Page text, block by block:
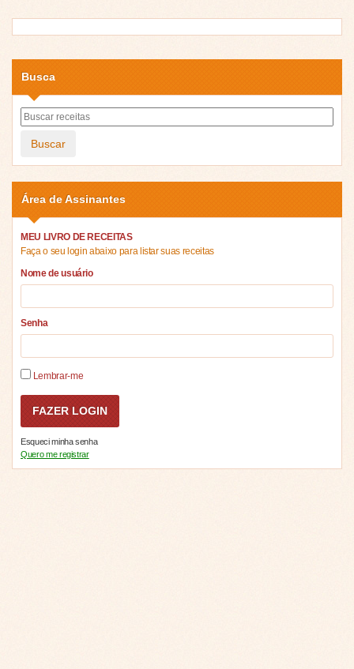
Busca
Buscar
Área de Assinantes
MEU LIVRO DE RECEITAS
Faça o seu login abaixo para listar suas receitas
Nome de usuário
Senha
Lembrar-me
Esqueci minha senha
Quero me registrar